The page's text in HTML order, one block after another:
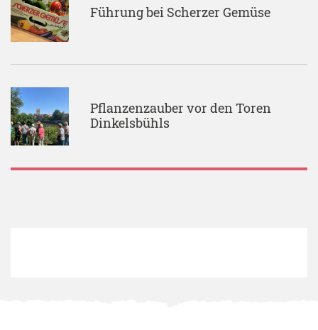
Führung bei Scherzer Gemüse
Pflanzenzauber vor den Toren
Dinkelsbühls